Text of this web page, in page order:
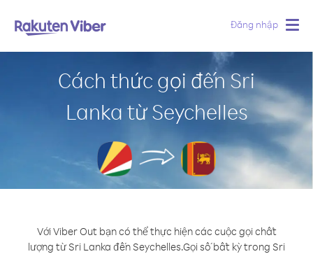
Đăng nhập
Cách thức gọi đến Sri
Lanka từ Seychelles
Với Viber Out bạn có thể thực hiện các cuộc gọi chất
lượng từ Sri Lanka đến Seychelles.Gọi số bất kỳ trong Sri